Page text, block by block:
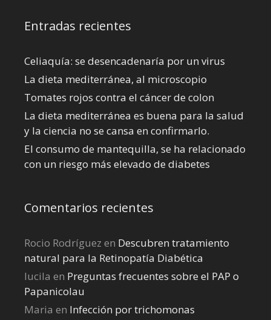
Entradas recientes
Celiaquía: se desencadenaría por un virus
La dieta mediterránea, al microscopio
Tomates rojos contra el cáncer de colon
La dieta mediterránea es buena para la salud
y la ciencia no se cansa en confirmarlo.
El consumo de mantequilla, se ha relacionado
con un riesgo más elevado de diabetes
Comentarios recientes
Rocio Rodríguez en Descubren tratamiento
natural para la Retinopatía Diabética
lucila en Preguntas frecuentes sobre el PAP o
Papanicolau
Maria en Infección por trichomonas